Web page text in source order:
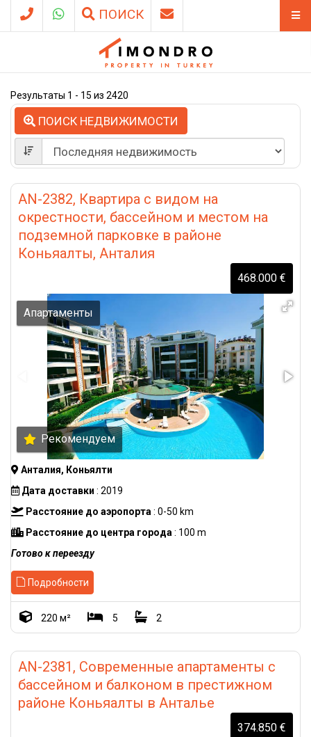
ПОИСК
Результаты 1 - 15 из 2420
ПОИСК НЕДВИЖИМОСТИ
AN-2382, Квартира с видом на
окрестности, бассейном и местом на
подземной парковке в районе
Коньяалты, Анталия
468.000 €
Апартаменты
Рекомендуем
Анталия, Коньялти
Дата доставки : 2019
Расстояние до аэропорта : 0-50 km
Расстояние до центра города : 100 m
Готово к переезду
Подробности
220 м² 5 2
AN-2381, Современные апартаменты с
бассейном и балконом в престижном
районе Коньяалты в Анталье
374.850 €